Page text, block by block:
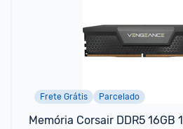
Frete Grátis Parcelado
Memória Corsair DDR5 16GB